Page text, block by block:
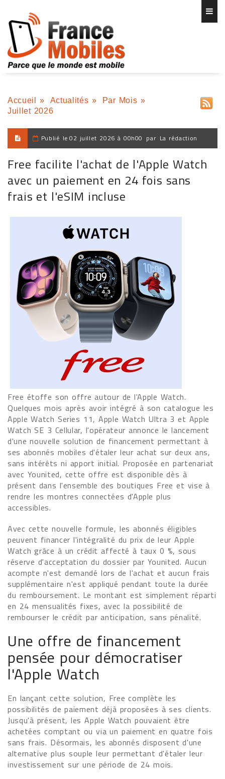
Accueil » Actualités » Par Mois »
Juillet 2026
Publié le 02 juillet 2026 à 00h00 par La rédaction
Free facilite l'achat de l'Apple Watch
avec un paiement en 24 fois sans
frais et l'eSIM incluse
Free étoffe son offre autour de l'Apple Watch.
Quelques mois après avoir intégré à son catalogue les
Apple Watch Series 11, Apple Watch Ultra 3 et Apple
Watch SE 3 Cellular, l'opérateur annonce le lancement
d'une nouvelle solution de financement permettant à
ses abonnés mobiles d'étaler leur achat sur deux ans,
sans intérêts ni apport initial. Proposée en partenariat
avec Younited, cette offre est disponible dès à
présent dans l'ensemble des boutiques Free et vise à
rendre les montres connectées d'Apple plus
accessibles.
Avec cette nouvelle formule, les abonnés éligibles
peuvent financer l'intégralité du prix de leur Apple
Watch grâce à un crédit affecté à taux 0 %, sous
réserve d'acceptation du dossier par Younited. Aucun
acompte n'est demandé lors de l'achat et aucun frais
supplémentaire n'est appliqué pendant toute la durée
du remboursement. Le montant est simplement réparti
en 24 mensualités fixes, avec la possibilité de
rembourser le crédit par anticipation, sans pénalité.
Une offre de financement
pensée pour démocratiser
l'Apple Watch
En lançant cette solution, Free complète les
possibilités de paiement déjà proposées à ses clients.
Jusqu'à présent, les Apple Watch pouvaient être
achetées comptant ou via un paiement en quatre fois
sans frais. Désormais, les abonnés disposent d'une
alternative plus souple leur permettant d'étaler leur
investissement sur une période de 24 mois.